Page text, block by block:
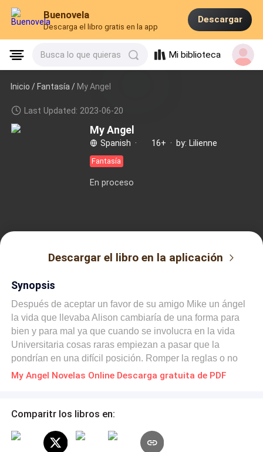
Buenovela
Descarga el libro gratis en la app
Descargar
Busca lo que quieras Mi biblioteca
Inicio /Fantasía / My Angel
Last Updated: 2023-06-20
My Angel
Spanish · 16+ · by: Lilienne
Fantasía
En proceso
Descargar el libro en la aplicación
Synopsis
Después de aceptar un favor de su amigo Mike un ángel
la vida que llevaba Alison cambiaría de una forma para
bien y para mal ya que cuando se involucra en la vida
Universitaria cosas raras empiezan a pasar que la
pondrían en una difícil posición. Romper la reglas o no
romperlas
My Angel Novelas Online Descarga gratuita de PDF
Comparitr los libros en: